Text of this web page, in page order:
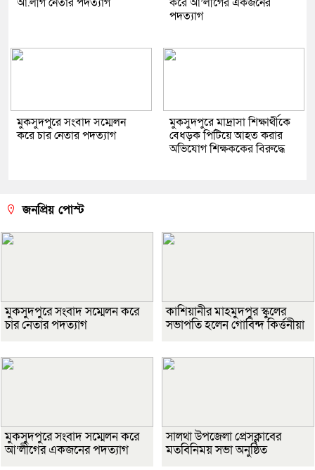
পদত্যাগ
মুকসুদপুরে সংবাদ সম্মেলন
করে চার নেতার পদত্যাগ
মুকসুদপুরে মাদ্রাসা শিক্ষার্থীকে
বেধড়ক পিটিয়ে আহত করার
অভিযোগ শিক্ষককের বিরুদ্ধে
জনপ্রিয় পোস্ট
মুকসুদপুরে সংবাদ সম্মেলন করে
চার নেতার পদত্যাগ
কাশিয়ানীর মাহমুদপুর স্কুলের
সভাপতি হলেন গোবিন্দ কির্ত্তনীয়া
মুকসুদপুরে সংবাদ সম্মেলন করে
আ’লীগের একজনের পদত্যাগ
সালথা উপজেলা প্রেসক্লাবের
মতবিনিময় সভা অনুষ্ঠিত